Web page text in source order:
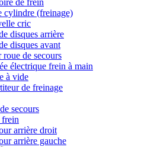
de frein
cylindre (freinage)
cric
disques arrière
disques avant
roue de secours
électrique frein à main
à vide
de freinage
secours
frein
arrière droit
arrière gauche